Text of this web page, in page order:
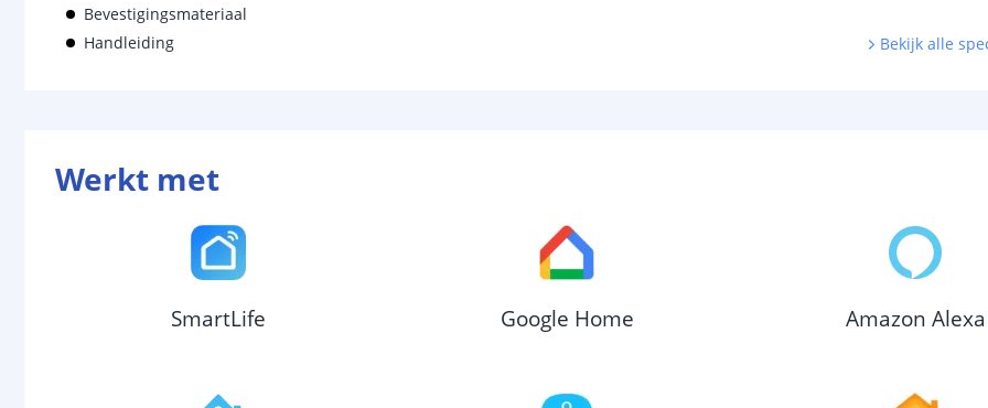
Bevestigingsmateriaal
Handleiding
Bekijk alle
Werkt met
SmartLife Google Home Amazon Alexa